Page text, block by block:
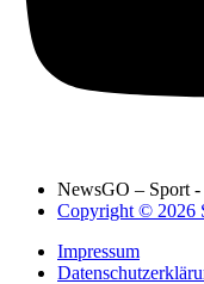
NewsGO – Sport -
Copyright © 2026
Impressum